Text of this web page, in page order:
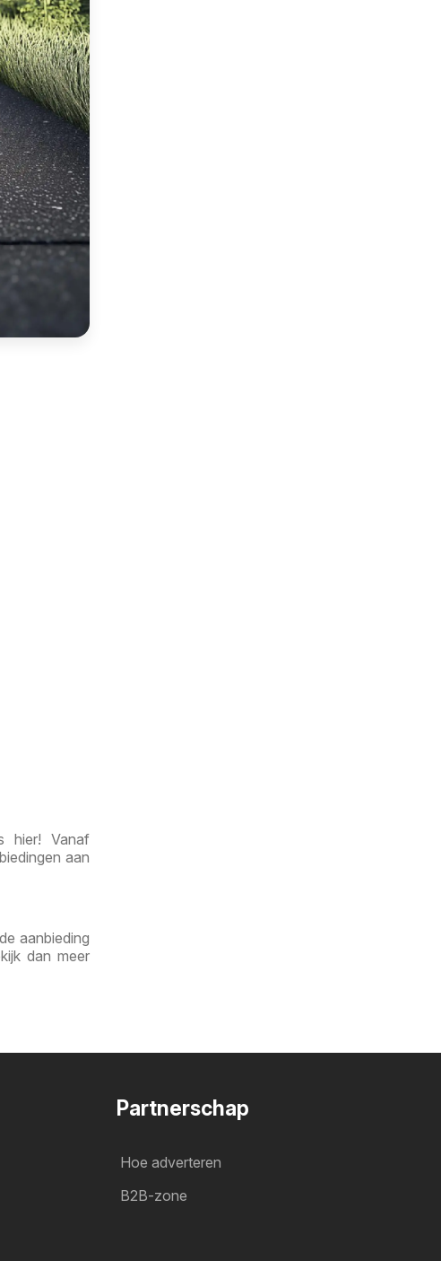
hier! Vanaf
aan
aanbieding
dan meer
Partnerschap
Hoe adverteren
B2B-zone